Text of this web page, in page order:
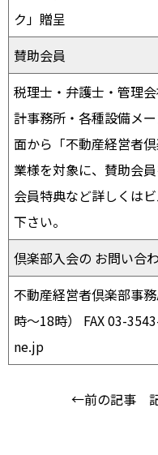
ク」贈呈
賛助会員
税理士・弁護士・管理
計事務所・各種設備メ
面から「不動産経営者
業様を対象に、賛助会
会員特典など詳しくは
下さい。
倶楽部入会の お問い合
不動産経営者倶楽部事
時〜18時） FAX 03-
ne.jp
←前の記事